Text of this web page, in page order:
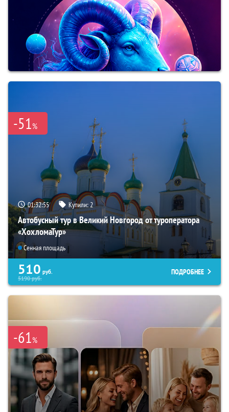
-51%
01:32:54 Купили:2
Автобусный тур в Великий Новгород от туроператора
«ХохломаТур»
Сенная площадь
510 руб.
5190руб.
ПОДРОБНЕЕ
-61%